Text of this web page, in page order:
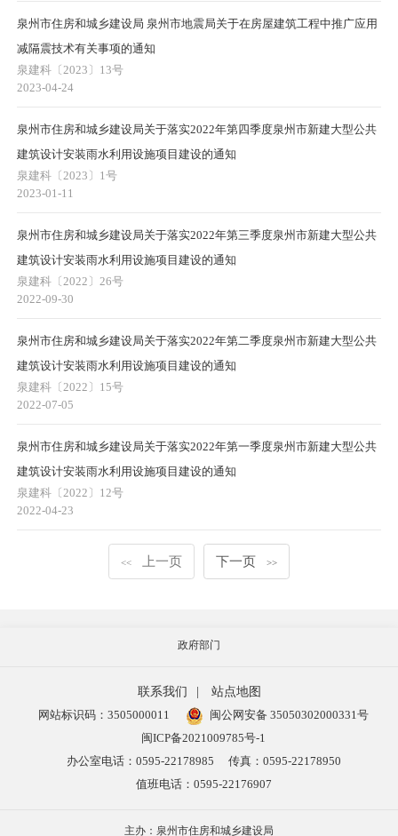
泉州市住房和城乡建设局 泉州市地震局关于在房屋建筑工程中推广应用
减隔震技术有关事项的通知
泉建科〔2023〕13号
2023-04-24
泉州市住房和城乡建设局关于落实2022年第四季度泉州市新建大型公共
建筑设计安装雨水利用设施项目建设的通知
泉建科〔2023〕1号
2023-01-11
泉州市住房和城乡建设局关于落实2022年第三季度泉州市新建大型公共
建筑设计安装雨水利用设施项目建设的通知
泉建科〔2022〕26号
2022-09-30
泉州市住房和城乡建设局关于落实2022年第二季度泉州市新建大型公共
建筑设计安装雨水利用设施项目建设的通知
泉建科〔2022〕15号
2022-07-05
泉州市住房和城乡建设局关于落实2022年第一季度泉州市新建大型公共
建筑设计安装雨水利用设施项目建设的通知
泉建科〔2022〕12号
2022-04-23
<< 上一页 下一页 >>
政府部门
联系我们
站点地图
网站标识码：3505000011
闽公网安备 35050302000331号
闽ICP备2021009785号-1
办公室电话：0595-22178985
传真：0595-22178950
值班电话：0595-22176907
主办：泉州市住房和城乡建设局